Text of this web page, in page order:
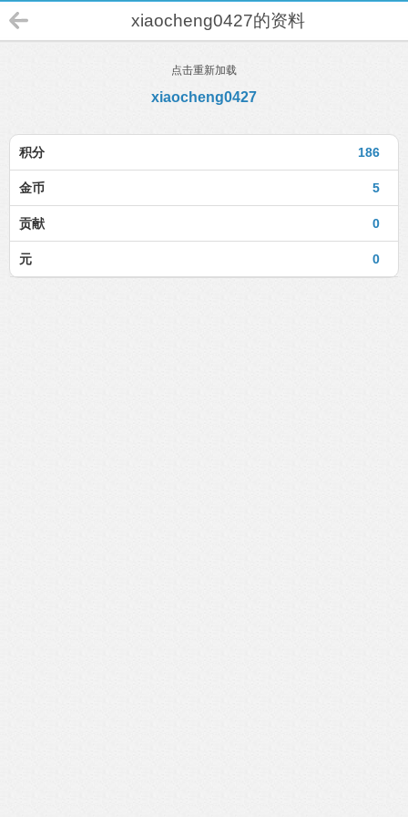
xiaocheng0427的资料
点击重新加载
xiaocheng0427
186
积分
5
金币
0
贡献
0
元